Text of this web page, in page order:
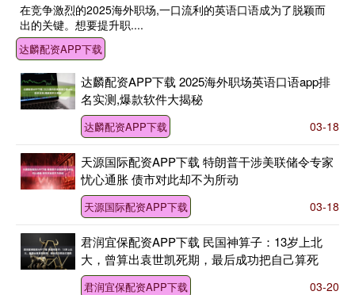
在竞争激烈的2025海外职场,一口流利的英语口语成为了脱颖而
出的关键。想要提升职....
达麟配资APP下载
达麟配资APP下载 2025海外职场英语口语app排
名实测,爆款软件大揭秘
达麟配资APP下载 03-18
天源国际配资APP下载 特朗普干涉美联储令专家
忧心通胀 债市对此却不为所动
天源国际配资APP下载 03-18
君润宜保配资APP下载 民国神算子：13岁上北
大，曾算出袁世凯死期，最后成功把自己算死
君润宜保配资APP下载 03-20